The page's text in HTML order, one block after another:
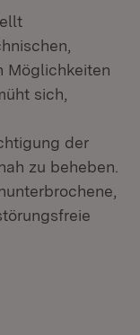
Möglichkeiten
sich,
der
zu beheben.